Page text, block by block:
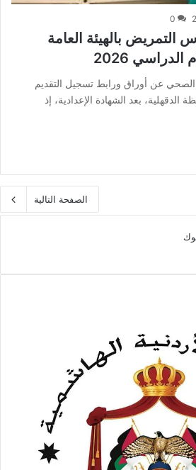
0
التمريض بالهيئة العامة
2026
الصحي عن أوراق ورابط تسجيل التقديم
بعد الشهادة الإعدادية، إذ
الصفحة التالية